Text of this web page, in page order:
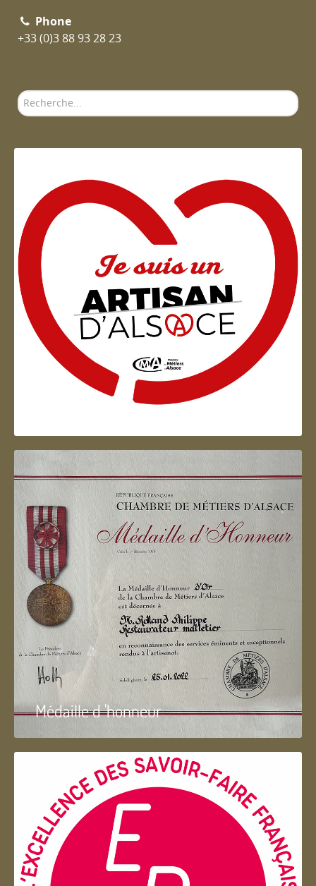
Phone
+33 (0)3 88 93 28 23
Rechercher
Artisan d'Alsace
Médaille d 'honneur